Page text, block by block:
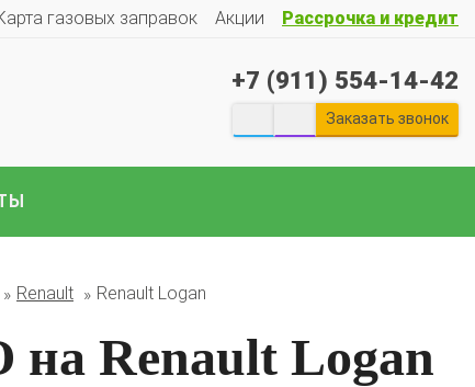
газовых заправок Акции Рассрочка и кредит
+7 (911) 554-14-42
Заказать звонок
Renault Renault Logan
Renault Logan